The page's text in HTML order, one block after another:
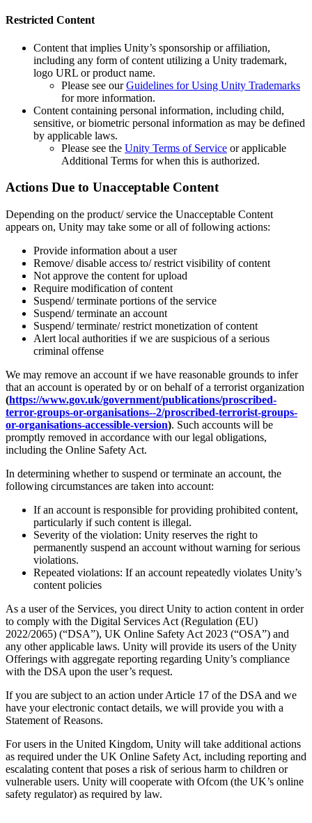
Restricted Content
Content that implies Unity’s sponsorship or affiliation,
including any form of content utilizing a Unity trademark,
logo URL or product name.
Please see ourGuidelines for Using Unity Trademarks
for more information.
Content containing personal information, including child,
sensitive, or biometric personal information as may be defined
by applicable laws.
Please see the Unity Terms of Service or applicable
Additional Terms for when this is authorized.
Actions Due to Unacceptable Content
Depending on the product/ service the Unacceptable Content
appears on, Unity may take some or all of following actions:
Provide information about a user
Remove/ disable access to/ restrict visibility of content
Not approve the content for upload
Require modification of content
Suspend/ terminate portions of the service
Suspend/ terminate an account
Suspend/ terminate/ restrict monetization of content
Alert local authorities if we are suspicious of a serious
criminal offense
We may remove an account if we have reasonable grounds to infer
that an account is operated by or on behalf of a terrorist organization
(https://www.gov.uk/government/publications/proscribed-
terror-groups-or-organisations--2/proscribed-terrorist-groups-
or-organisations-accessible-version). Such accounts will be
promptly removed in accordance with our legal obligations,
including the Online Safety Act.
In determining whether to suspend or terminate an account, the
following circumstances are taken into account:
If an account is responsible for providing prohibited content,
particularly if such content is illegal.
Severity of the violation: Unity reserves the right to
permanently suspend an account without warning for serious
violations.
Repeated violations: If an account repeatedly violates Unity’s
content policies
As a user of the Services, you direct Unity to action content in order
to comply with the Digital Services Act (Regulation (EU)
2022/2065) (“DSA”), UK Online Safety Act 2023 (“OSA”) and
any other applicable laws. Unity will provide its users of the Unity
Offerings with aggregate reporting regarding Unity’s compliance
with the DSA upon the user’s request.
If you are subject to an action under Article 17 of the DSA and we
have your electronic contact details, we will provide you with a
Statement of Reasons.
For users in the United Kingdom, Unity will take additional actions
as required under the UK Online Safety Act, including reporting and
escalating content that poses a risk of serious harm to children or
vulnerable users. Unity will cooperate with Ofcom (the UK’s online
safety regulator) as required by law.